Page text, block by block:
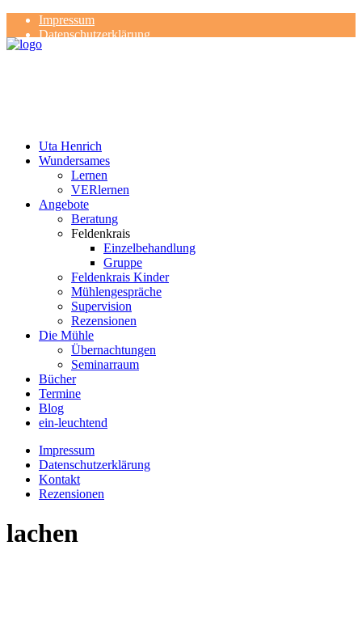
Impressum
Datenschutzerklärung
Kontakt
Uta Henrich
Wundersames
Lernen
VERlernen
Angebote
Beratung
Feldenkrais
Einzelbehandlung
Gruppe
Feldenkrais Kinder
Mühlengespräche
Supervision
Rezensionen
Die Mühle
Übernachtungen
Seminarraum
Bücher
Termine
Blog
ein-leuchtend
Impressum
Datenschutzerklärung
Kontakt
Rezensionen
lachen